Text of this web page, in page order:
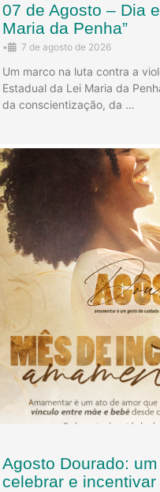
07 de Agosto – Dia
Maria da Penha”
• 7 de agosto de 2026
Um marco na luta contra a
Estadual da Lei Maria da
da conscientização, da …
Agosto Dourado:
celebrar e